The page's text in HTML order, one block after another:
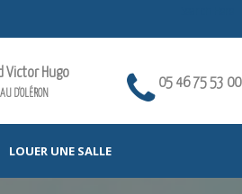
Victor Hugo
D'OLÉRON
05 46 75 53 00
LOUER UNE SALLE